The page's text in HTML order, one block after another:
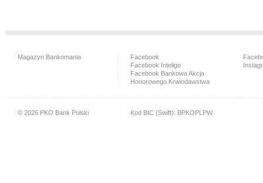
Magazyn Bankomania
Facebook
Facebook Inteligo
Facebook Bankowa Akcja
Honorowego Krwiodawstwa
© 2026 PKO Bank Polski Kod BIC (Swift): BPKOPLPW